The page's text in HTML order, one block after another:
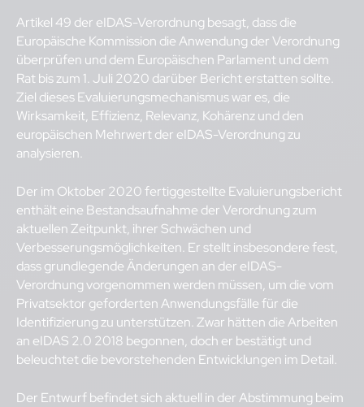
Artikel 49 der eIDAS-Verordnung besagt, dass die
Europäische Kommission die Anwendung der Verordnung
überprüfen und dem Europäischen Parlament und dem
Rat bis zum 1. Juli 2020 darüber Bericht erstatten sollte.
Ziel dieses Evaluierungsmechanismus war es, die
Wirksamkeit, Effizienz, Relevanz, Kohärenz und den
europäischen Mehrwert der eIDAS-Verordnung zu
analysieren.
Der im Oktober 2020 fertiggestellte Evaluierungsbericht
enthält eine Bestandsaufnahme der Verordnung zum
aktuellen Zeitpunkt, ihrer Schwächen und
Verbesserungsmöglichkeiten. Er stellt insbesondere fest,
dass grundlegende Änderungen an der eIDAS-
Verordnung vorgenommen werden müssen, um die vom
Privatsektor geforderten Anwendungsfälle für die
Identifizierung zu unterstützen. Zwar hätten die Arbeiten
an eIDAS 2.0 2018 begonnen, doch er bestätigt und
beleuchtet die bevorstehenden Entwicklungen im Detail.
Der Entwurf befindet sich aktuell in der Abstimmung beim